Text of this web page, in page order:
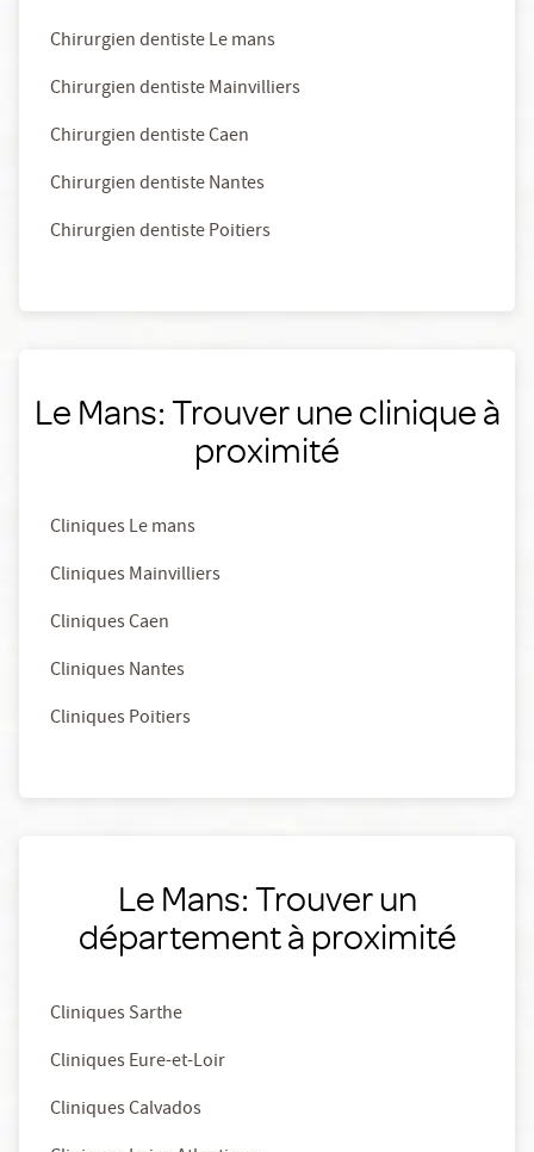
Chirurgien dentiste Le mans
Chirurgien dentiste Mainvilliers
Chirurgien dentiste Caen
Chirurgien dentiste Nantes
Chirurgien dentiste Poitiers
Le Mans: Trouver une clinique à
proximité
Cliniques Le mans
Cliniques Mainvilliers
Cliniques Caen
Cliniques Nantes
Cliniques Poitiers
Le Mans: Trouver un
département à proximité
Cliniques Sarthe
Cliniques Eure-et-Loir
Cliniques Calvados